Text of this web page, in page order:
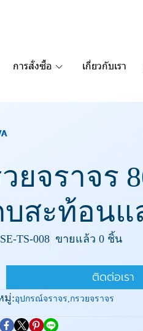
การสั่งซื้อ เกี่ยวกับเรา
ยจราจร
สะท้อนแ
TS-008 ขายแล้ว 0 ชิ้น
ติดต่อเรา
มู่:อุปกรณ์จราจร,กรวยจราจร